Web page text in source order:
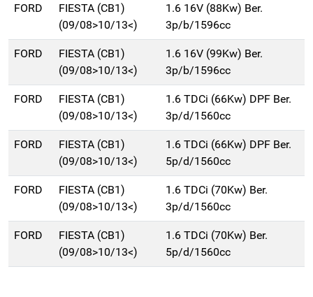
FORD
FIESTA (CB1)
(09/08>10/13<)
1.6 16V (88Kw) Ber.
3p/b/1596cc
FORD
FIESTA (CB1)
(09/08>10/13<)
1.6 16V (99Kw) Ber.
3p/b/1596cc
FORD
FIESTA (CB1)
(09/08>10/13<)
1.6 TDCi (66Kw) DPF Ber.
3p/d/1560cc
FORD
FIESTA (CB1)
(09/08>10/13<)
1.6 TDCi (66Kw) DPF Ber.
5p/d/1560cc
FORD
FIESTA (CB1)
(09/08>10/13<)
1.6 TDCi (70Kw) Ber.
3p/d/1560cc
FORD
FIESTA (CB1)
(09/08>10/13<)
1.6 TDCi (70Kw) Ber.
5p/d/1560cc